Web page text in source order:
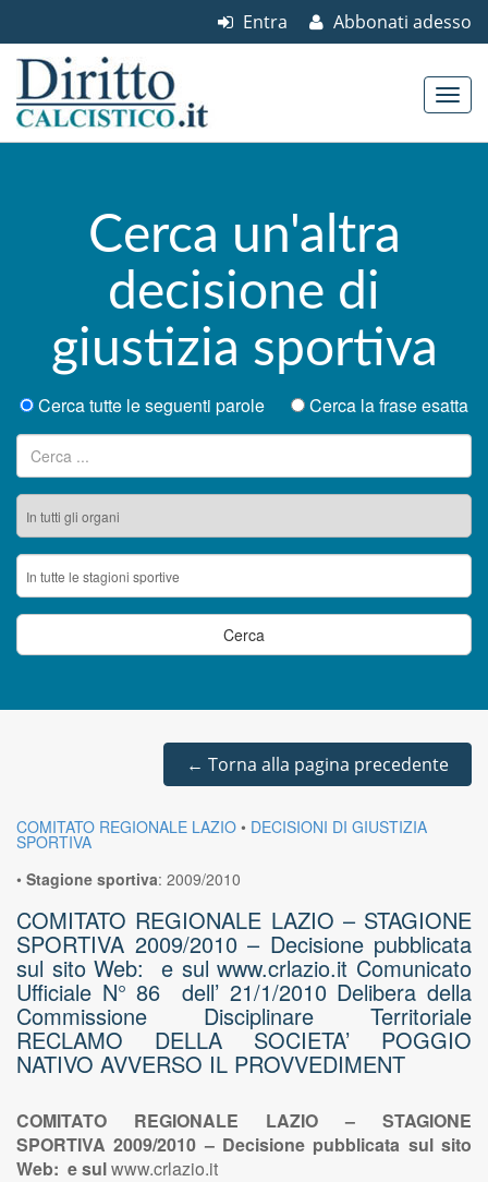
Abbonati adesso
Entra
Cerca un'altra
decisione di
giustizia sportiva
Cerca tutte le seguenti parole
Cerca la frase esatta
Ricerca per:
← Torna alla pagina precedente
COMITATO REGIONALE LAZIO • DECISIONI DI GIUSTIZIA
SPORTIVA
• Stagione sportiva: 2009/2010
COMITATO REGIONALE LAZIO – STAGIONE
SPORTIVA 2009/2010 – Decisione pubblicata
sul sito Web: e sul www.crlazio.it Comunicato
Ufficiale N° 86 dell’ 21/1/2010 Delibera della
Commissione Disciplinare Territoriale
RECLAMO DELLA SOCIETA’ POGGIO
NATIVO AVVERSO IL PROVVEDIMENT
COMITATO REGIONALE LAZIO – STAGIONE
SPORTIVA 2009/2010 – Decisione pubblicata sul sito
Web: e sulwww.crlazio.it